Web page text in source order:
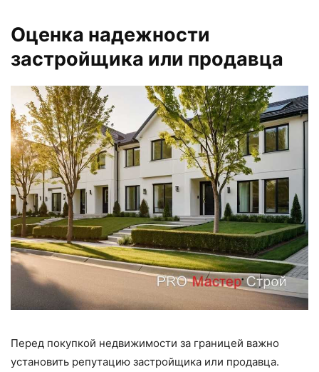
Оценка надежности
застройщика или продавца
Перед покупкой недвижимости за границей важно
установить репутацию застройщика или продавца.